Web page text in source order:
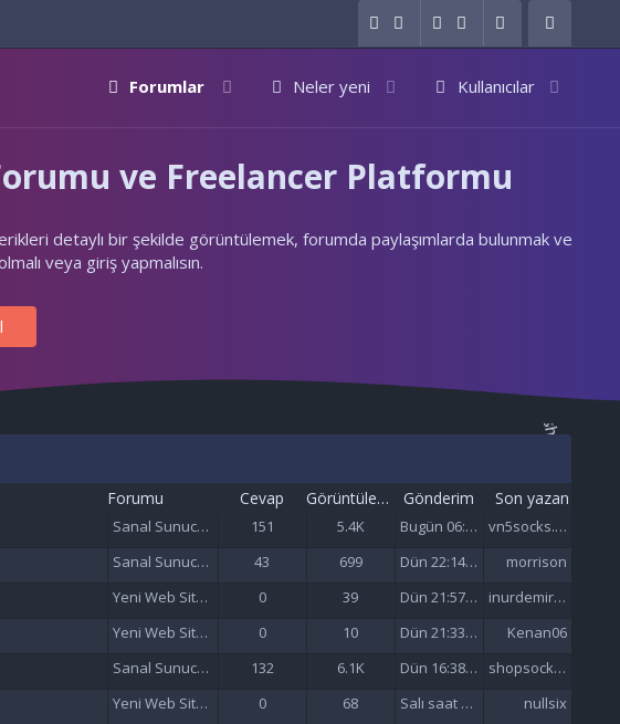
Forumlar Neler yeni Kullanıcılar
ve Freelancer Platformu
detaylı bir şekilde görüntülemek, forumda paylaşımlarda bulunmak ve
veya giriş yapmalısın.
Forumu Cevap Görüntüleme Gönderim Son yazan
Sanal Sunucu (VDS/VPS) 151 5.4K Bugün 06:57 vn5socks.net
Sanal Sunucu (VDS/VPS) 43 699 Dün 22:14 da morrison
Yeni Web Siteleri - Site Tanıtımı 0 39 Dün 21:57 da inurdemirelseo
Yeni Web Siteleri - Site Tanıtımı 0 10 Dün 21:33 da Kenan06
Sanal Sunucu (VDS/VPS) 132 6.1K Dün 16:38 da shopsocks5
Yeni Web Siteleri - Site Tanıtımı 0 68 Salı saat 15:47'de nullsix